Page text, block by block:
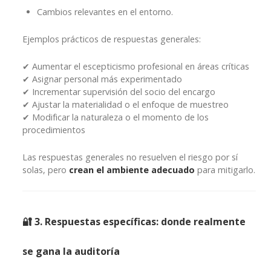
Cambios relevantes en el entorno.
Ejemplos prácticos de respuestas generales:
✔ Aumentar el escepticismo profesional en áreas críticas
✔ Asignar personal más experimentado
✔ Incrementar supervisión del socio del encargo
✔ Ajustar la materialidad o el enfoque de muestreo
✔ Modificar la naturaleza o el momento de los
procedimientos
Las respuestas generales no resuelven el riesgo por sí
solas, pero crean el ambiente adecuado para mitigarlo.
🔐 3. Respuestas específicas: donde realmente
se gana la auditoría